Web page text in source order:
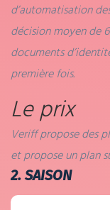
d’automatisation
décision moyen de
documents
première fois.
Le prix
Veriff propose des
et propose un plan
2. SAISON